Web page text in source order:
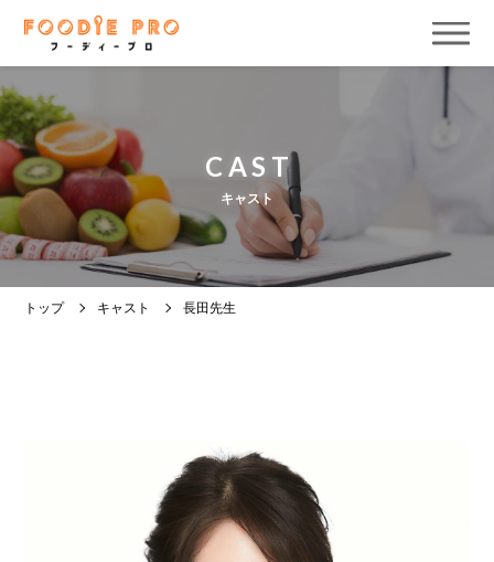
キャスト
CAST
トップ キャスト 長田先生